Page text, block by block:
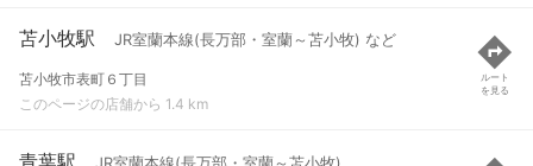
苫小牧駅 JR室蘭本線(長万部・室蘭～苫小牧) など
苫小牧市表町６丁目
このページの店舗から 1.4 km
ルート
を見る
青葉駅